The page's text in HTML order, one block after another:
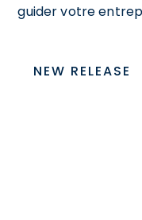
guider votre
NEW RELEASE